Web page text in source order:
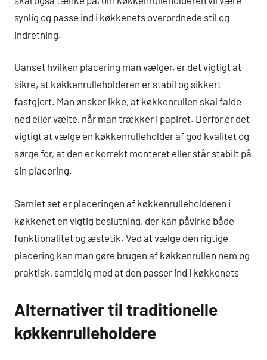
synlig og passe ind i køkkenets overordnede stil og
indretning.
Uanset hvilken placering man vælger, er det vigtigt at
sikre, at køkkenrulleholderen er stabil og sikkert
fastgjort. Man ønsker ikke, at køkkenrullen skal falde
ned eller vælte, når man trækker i papiret. Derfor er det
vigtigt at vælge en køkkenrulleholder af god kvalitet og
sørge for, at den er korrekt monteret eller står stabilt på
sin placering.
Samlet set er placeringen af køkkenrulleholderen i
køkkenet en vigtig beslutning, der kan påvirke både
funktionalitet og æstetik. Ved at vælge den rigtige
placering kan man gøre brugen af køkkenrullen nem og
praktisk, samtidig med at den passer ind i køkkenets
Alternativer til traditionelle
køkkenrulleholdere